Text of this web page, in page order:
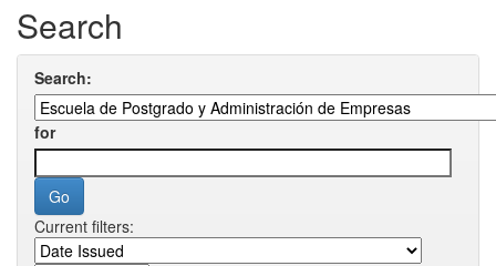
Search
Search:
for
Current filters: